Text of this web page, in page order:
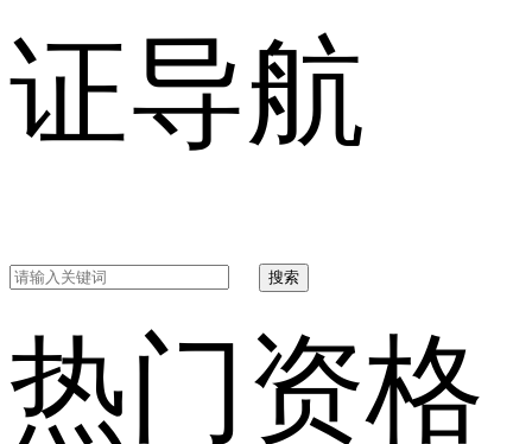
证导航
搜索
热门资格